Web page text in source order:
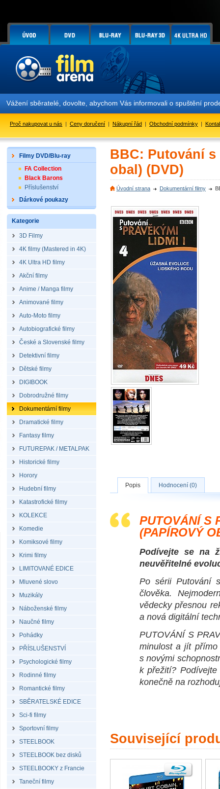
Vážení sběratelé, dovolte, abychom Vás informovali o spuštění
Proč nakupovat u nás | Ceny doručení | Nákupní řád | Obchodní podmínky |
Filmy DVD/Blu-ray
FA Collection
Black Barons
Příslušenství
Dárkové poukazy
Kategorie
3D Filmy
4K filmy (Mastered in 4K)
4K Ultra HD filmy
Akční filmy
Anime / Manga filmy
Animované filmy
Auto-Moto filmy
Autobiografické filmy
České a Slovenské filmy
Detektivní filmy
Dětské filmy
DIGIBOOK
Dobrodružné filmy
Dokumentární filmy
Dramatické filmy
Fantasy filmy
FUTUREPAK / METALPAK
Historické filmy
Horory
Hudební filmy
Katastrofické filmy
KOLEKCE
Komedie
Komiksové filmy
Krimi filmy
LIMITOVANÉ EDICE
Mluvené slovo
Muzikály
Náboženské filmy
Naučné filmy
Pohádky
PŘÍSLUŠENSTVÍ
Psychologické filmy
Rodinné filmy
Romantické filmy
SBĚRATELSKÉ EDICE
Sci-fi filmy
Sportovní filmy
STEELBOOK
STEELBOOK bez disků
STEELBOOKY z Francie
Taneční filmy
BBC: Putování
obal) (DVD)
Úvodní strana Dokumentární filmy
Popis Hodnocení (0)
PUTOVÁNÍ S
(PAPÍROVÝ
Podívejte se na
neuvěřitelné
Po sérii Putování
člověka.
vědecky přesnou
a nová digitální
PUTOVÁNÍ S
minulost a jít
s novými
k přežití?
konečně na
Související